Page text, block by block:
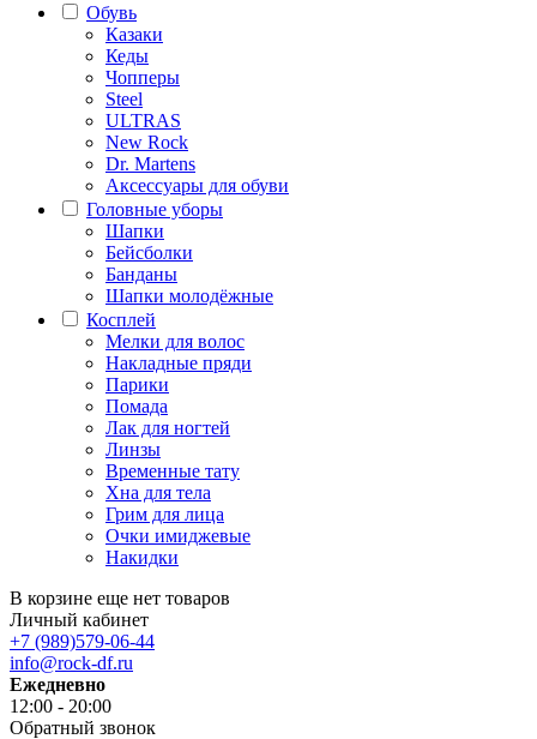
Обувь
Казаки
Кеды
Чопперы
Steel
ULTRAS
New Rock
Dr. Martens
Аксессуары для обуви
Головные уборы
Шапки
Бейсболки
Банданы
Шапки молодёжные
Косплей
Мелки для волос
Накладные пряди
Парики
Помада
Лак для ногтей
Линзы
Временные тату
Хна для тела
Грим для лица
Очки имиджевые
Накидки
В корзине еще нет товаров
Личный кабинет
+7 (989)579-06-44
info@rock-df.ru
Ежедневно
12:00 - 20:00
Обратный звонок